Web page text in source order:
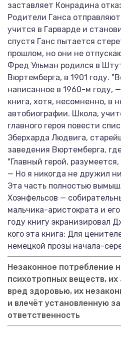
заставляет Конрадина
Родители Ганса
учится в Гарварде и
спустя Ганс пытается
прошлом, но они не
Фред Ульман родился в
Вюртемберга, в 1901 году.
написанное в 1960-м году,
книга, хотя, несомненно, в
автобиографии. Школа,
главного героя повести
Эберхарда Людвига,
заведения Вюртемберга,
"Главный герой,
— Но я никогда не дружил
Эта часть полностью
Хоэнфельсов —
мальчика-аристократа и
году книгу экранизировал
кого эта книга: Для
немецкой прозы начала-
Незаконное потребление
психотропных веществ, их
вред здоровью, их
и влечёт установленную
ответственность